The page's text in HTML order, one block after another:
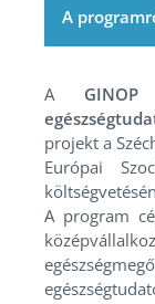
A
A
projekt a
Európai
A program